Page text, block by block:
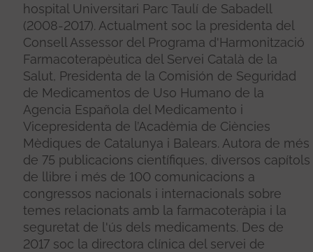
hospital Universitari Parc Taulí de Sabadell
(2008-2017). Actualment soc la presidenta del
Consell Assessor del Programa d'Harmonització
Farmacoterapèutica del Servei Català de la
Salut, Presidenta de la Comisión de Seguridad
de Medicamentos de Uso Humano de la
Agencia Española del Medicamento i
Vicepresidenta de l’Acadèmia de Ciències
Mèdiques de Catalunya i Balears. Autora de més
de 75 publicacions científiques, diversos capítols
de llibre i més de 100 comunicacions a
congressos nacionals i internacionals sobre
temes relacionats amb la farmacoteràpia i la
seguretat de l'ús dels medicaments. Des de
2017 soc la directora clínica del servei de